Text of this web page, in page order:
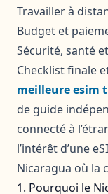
Travailler à
Budget et
Sécurité, santé
Checklist finale
meilleure esim
de guide
connecté à
l’intérêt d’une
Nicaragua où la
1. Pourquoi le